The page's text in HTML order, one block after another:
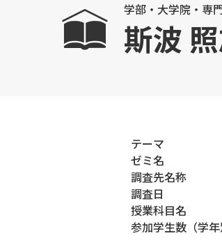
学部・大学院・専
斯波
テーマ ： 奈
ゼミ名 ：
調査先名称
調査日 ：
授業科目名
参加学生数（学